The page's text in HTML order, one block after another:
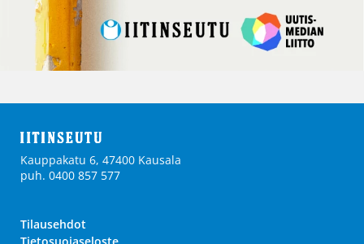
Kauppakatu 6, 47400 Kausala
puh. 0400 857 577
Tilausehdot